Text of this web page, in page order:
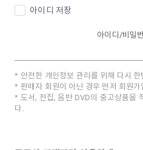
아이디 저장
아이디/비밀
안전한 개인정보 관리를 위해 다시
판매자 회원이 아닌 경우 먼저 회원
도서, 전집, 음반 DVD의 중고상품을
다.